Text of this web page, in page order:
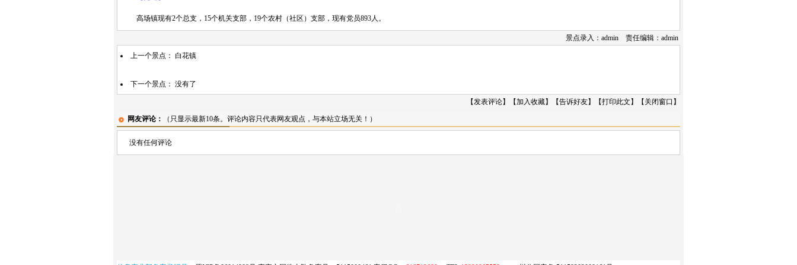
高场镇现有2个总支，15个机关支部，19个农村（社区）支部，现有党员893人。
景点录入：admin 责任编辑：admin
上一个景点： 白花镇
下一个景点： 没有了
【发表评论】【加入收藏】【告诉好友】【打印此文 】【 关闭窗口 】
网友评论： （只显示最新10条。评论内容只代表网友观点，与本站立场无关！）
没有任何评论